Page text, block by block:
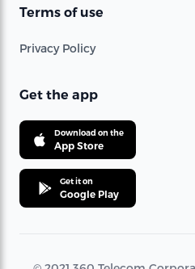
Terms of use
Privacy Policy
Get the app
Download on the
App Store
Get it on
Google Play